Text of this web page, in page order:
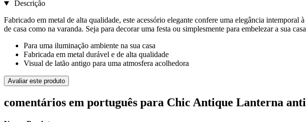
Descrição
Fabricado em metal de alta qualidade, este acessório elegante confere uma elegância
de casa como na varanda. Seja para decorar uma festa ou simplesmente para embelezar a sua
Para uma iluminação ambiente na sua casa
Fabricada em metal durável e de alta qualidade
Visual de latão antigo para uma atmosfera acolhedora
Avaliar este produto
comentários em português para Chic Antique Lanterna